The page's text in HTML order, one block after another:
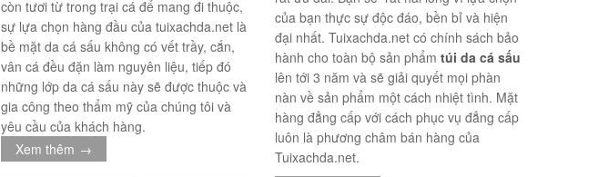
còn tươi từ trong trại cá để mang đi thuộc,
sự lựa chọn hàng đầu của tuixachda.net là
bề mặt da cá sấu không có vết trầy, cắn,
vân cá đều đặn làm nguyên liệu, tiếp đó
những lớp da cá sấu này sẽ được thuộc và
gia công theo thẩm mỹ của chúng tôi và
yêu cầu của khách hàng.
Xem thêm →
của bạn thực sự độc đáo, bền bỉ và hiện
đại nhất. Tuixachda.net có chính sách bảo
hành cho toàn bộ sản phẩm túi da cá sấu
lên tới 3 năm và sẽ giải quyết mọi phàn
nàn về sản phẩm một cách nhiệt tình. Mặt
hàng đẳng cấp với cách phục vụ đẳng cấp
luôn là phương châm bán hàng của
Tuixachda.net.